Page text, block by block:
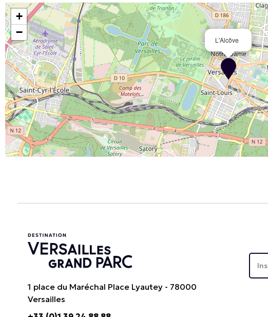
L'Alcôve
+
−
1 place du Maréchal Place Lyautey - 78000
Versailles